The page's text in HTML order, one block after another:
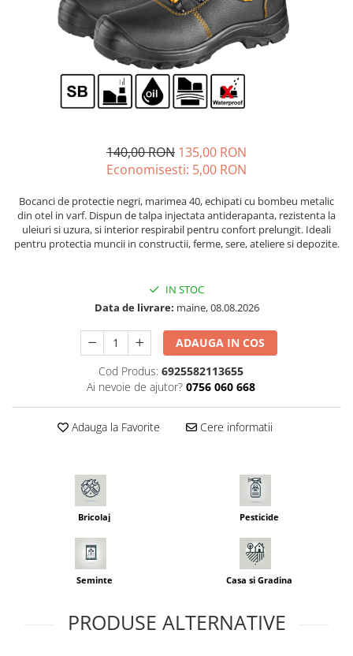
Seminte legume
Plante medicinale
Seminte ardei
Seminte castraveti
Seminte de Gulii
Seminte de Leustean
Seminte de Patrunjel
Seminte dovleac decorativ
Seminte dovlecel / dovleac
Seminte fasole
Seminte morcovi
Seminte pastarnac
Seminte plante aromatice
Seminte ridichi
Seminte salata
Seminte sfecla
Seminte telina
Seminte Vinete
Seminte zucchini
Seminte Legume Profesionale
140,00 RON 135,00 RON
Economisesti: 5,00 RON
Bocanci de protectie negri, marimea 40, echipati cu bombeu metalic
din otel in varf. Dispun de talpa injectata antiderapanta, rezistenta la
uleiuri si uzura, si interior respirabil pentru confort prelungit. Ideali
pentru protectia muncii in constructii, ferme, sere, ateliere si depozite.
IN STOC
Data de livrare: maine, 08.08.2026
ADAUGA IN COS
Cod Produs: 6925582113655
Ai nevoie de ajutor? 0756 060 668
Adauga la Favorite Cere informatii
Bricolaj Pesticide
Seminte Casa si Gradina
PRODUSE ALTERNATIVE